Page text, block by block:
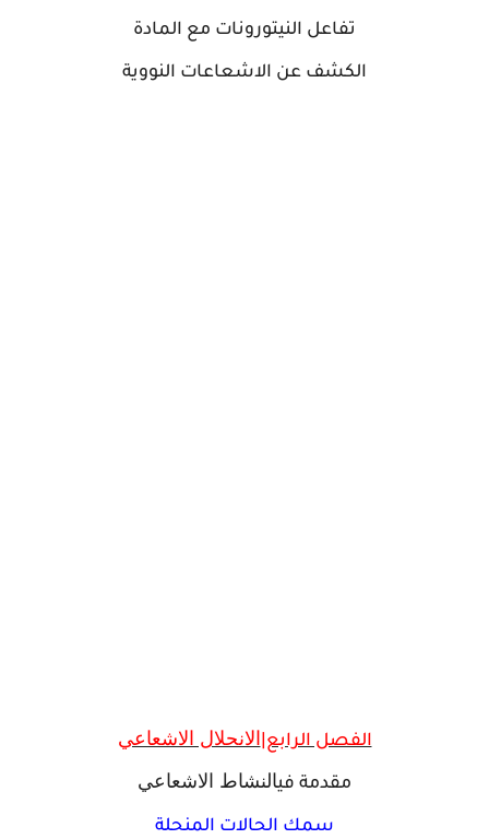
تفاعل النيتورونات مع المادة
الكشف عن الاشعاعات النووية
الفصل الرابع|الانحلال الاشعاعي
مقدمة فيالنشاط الاشعاعي
سمك الحالات المنحلة